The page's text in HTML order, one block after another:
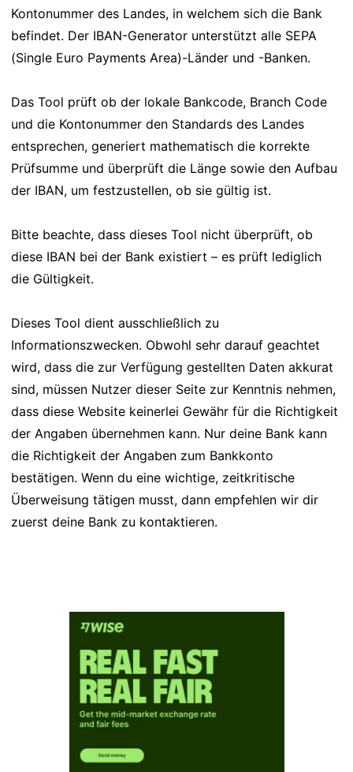
Kontonummer des Landes, in welchem sich die Bank
befindet. Der IBAN-Generator unterstützt alle SEPA
(Single Euro Payments Area)-Länder und -Banken.
Das Tool prüft ob der lokale Bankcode, Branch Code
und die Kontonummer den Standards des Landes
entsprechen, generiert mathematisch die korrekte
Prüfsumme und überprüft die Länge sowie den Aufbau
der IBAN, um festzustellen, ob sie gültig ist.
Bitte beachte, dass dieses Tool nicht überprüft, ob
diese IBAN bei der Bank existiert – es prüft lediglich
die Gültigkeit.
Dieses Tool dient ausschließlich zu
Informationszwecken. Obwohl sehr darauf geachtet
wird, dass die zur Verfügung gestellten Daten akkurat
sind, müssen Nutzer dieser Seite zur Kenntnis nehmen,
dass diese Website keinerlei Gewähr für die Richtigkeit
der Angaben übernehmen kann. Nur deine Bank kann
die Richtigkeit der Angaben zum Bankkonto
bestätigen. Wenn du eine wichtige, zeitkritische
Überweisung tätigen musst, dann empfehlen wir dir
zuerst deine Bank zu kontaktieren.